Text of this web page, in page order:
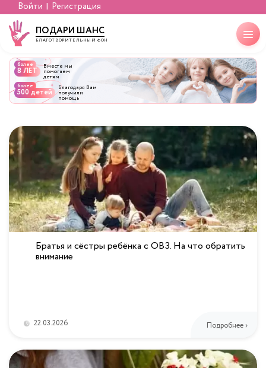
Войти Регистрация
ПОДАРИ ШАНС
БЛАГОТВОРИТЕЛЬНЫЙ ФОНД
более
8 ЛЕТ Вместе мы
помогаем
детям
более
500 детей Благодаря Вам
получили
помощь
Братья и сёстры ребёнка с ОВЗ. На что обратить
внимание
22.03.2026 Подробнее ›